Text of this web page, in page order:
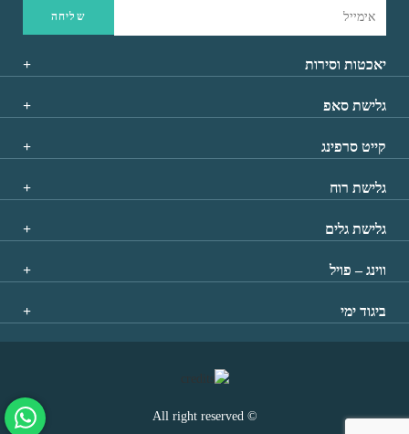
יאכטות וסירות
גלישת סאפ
קייט סרפינג
גלישת רוח
גלישת גלים
ווינג – פויל
ביגוד ימי
© All right reserved